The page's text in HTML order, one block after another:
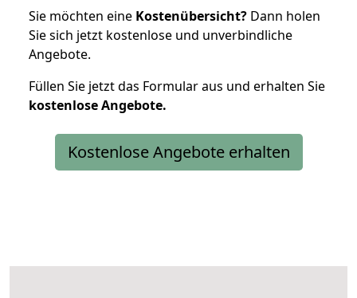
Sie möchten eine Kostenübersicht? Dann holen
Sie sich jetzt kostenlose und unverbindliche
Angebote.
Füllen Sie jetzt das Formular aus und erhalten Sie
kostenloseAngebote.
Kostenlose Angebote erhalten